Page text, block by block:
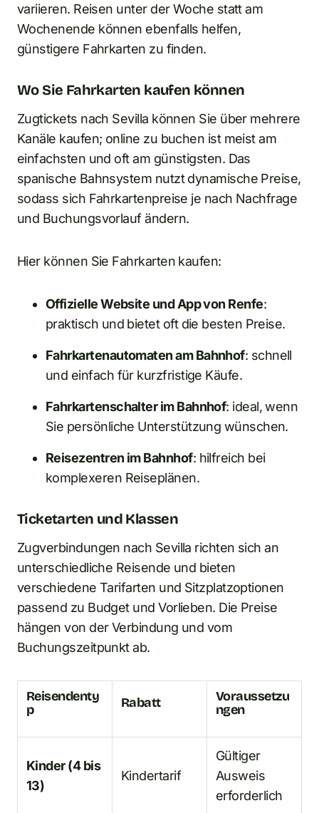
variieren. Reisen unter der Woche statt am
Wochenende können ebenfalls helfen,
günstigere Fahrkarten zu finden.
Wo Sie Fahrkarten kaufen können
Zugtickets nach Sevilla können Sie über mehrere
Kanäle kaufen; online zu buchen ist meist am
einfachsten und oft am günstigsten. Das
spanische Bahnsystem nutzt dynamische Preise,
sodass sich Fahrkartenpreise je nach Nachfrage
und Buchungsvorlauf ändern.
Hier können Sie Fahrkarten kaufen:
Offizielle Website und App von Renfe:
praktisch und bietet oft die besten Preise.
Fahrkartenautomaten am Bahnhof: schnell
und einfach für kurzfristige Käufe.
Fahrkartenschalter im Bahnhof: ideal, wenn
Sie persönliche Unterstützung wünschen.
Reisezentren im Bahnhof: hilfreich bei
komplexeren Reiseplänen.
Ticketarten und Klassen
Zugverbindungen nach Sevilla richten sich an
unterschiedliche Reisende und bieten
verschiedene Tarifarten und Sitzplatzoptionen
passend zu Budget und Vorlieben. Die Preise
hängen von der Verbindung und vom
Buchungszeitpunkt ab.
Reisendenty
p
Rabatt
Voraussetzu
ngen
Kinder (4 bis
13)
Kindertarif
Gültiger
Ausweis
erforderlich